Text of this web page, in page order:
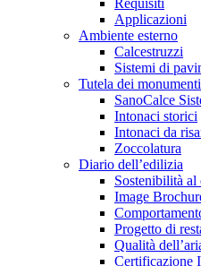
Requisiti
Applicazioni
Ambiente esterno
Calcestruzzi
Sistemi di
Tutela dei
SanoCalce
Intonaci storici
Intonaci da
Zoccolatura
Diario dell’edilizia
Sostenibilità al
Image
Progetto di
Qualità
Certificazione